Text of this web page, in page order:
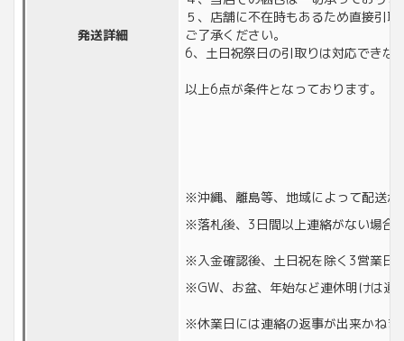
発送詳細
５、店舗に不在時もあるため直接引
ご了承ください。
6、土日祝祭日の引取りは対応できな
以上6点が条件となっております。
※沖縄、離島等、地域によって配送
※落札後、3日間以上連絡がない場合
※入金確認後、土日祝を除く3営業日
※GW、お盆、年始など連休明けは通
※休業日には連絡の返事が出来かね